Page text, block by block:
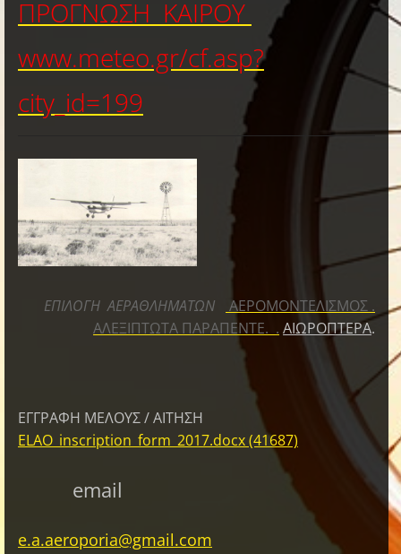
ΠΡΟΓΝΩΣΗ ΚΑΙΡΟΥ
www.meteo.gr/cf.asp?
city_id=199
ΕΠΙΛΟΓΗ ΑΕΡΑΘΛΗΜΑΤΩΝ ΑΕΡΟΜΟΝΤΕΛΙΣΜΟΣ .
ΑΛΕΞΙΠΤΩΤΑ ΠΑΡΑΠΕΝΤΕ. . ΑΙΩΡΟΠΤΕΡΑ.
ΕΓΓΡΑΦΗ ΜΕΛΟΥΣ / ΑΙΤΗΣΗ
ELAO_inscription_form_2017.docx (41687)
email
e.a.aeroporia@gmail.com